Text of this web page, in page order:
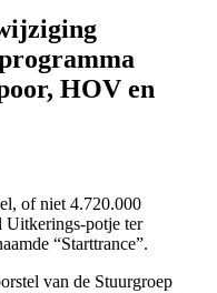
HOV en
of niet 4.720.000
Uitkerings-potje ter
“Starttrance”.
van de Stuurgroep